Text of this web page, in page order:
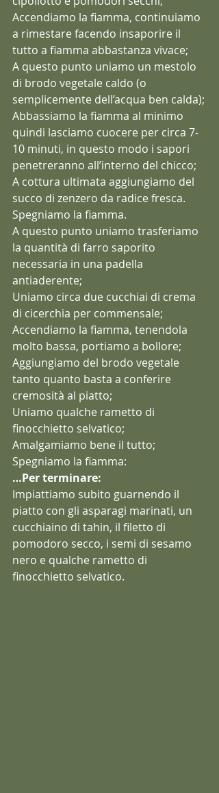
Accendiamo la fiamma, continuiamo
a rimestare facendo insaporire il
tutto a fiamma abbastanza vivace;
A questo punto uniamo un mestolo
di brodo vegetale caldo (o
semplicemente dell’acqua ben calda);
Abbassiamo la fiamma al minimo
quindi lasciamo cuocere per circa 7-
10 minuti, in questo modo i sapori
penetreranno all’interno del chicco;
A cottura ultimata aggiungiamo del
succo di zenzero da radice fresca.
Spegniamo la fiamma.
A questo punto uniamo trasferiamo
la quantità di farro saporito
necessaria in una padella
antiaderente;
Uniamo circa due cucchiai di crema
di cicerchia per commensale;
Accendiamo la fiamma, tenendola
molto bassa, portiamo a bollore;
Aggiungiamo del brodo vegetale
tanto quanto basta a conferire
cremosità al piatto;
Uniamo qualche rametto di
finocchietto selvatico;
Amalgamiamo bene il tutto;
Spegniamo la fiamma:
…Per terminare:
Impiattiamo subito guarnendo il
piatto con gli asparagi marinati, un
cucchiaino di tahin, il filetto di
pomodoro secco, i semi di sesamo
nero e qualche rametto di
finocchietto selvatico.